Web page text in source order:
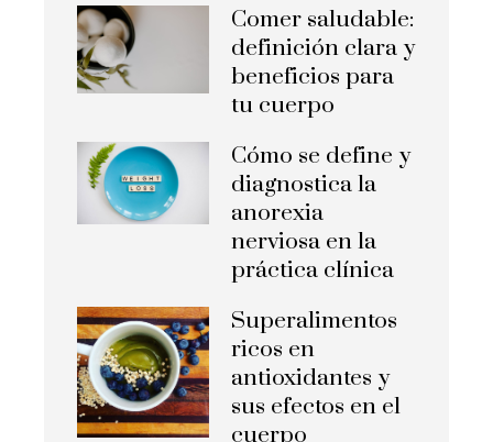
Comer saludable:
definición clara y
beneficios para
tu cuerpo
Cómo se define y
diagnostica la
anorexia
nerviosa en la
práctica clínica
Superalimentos
ricos en
antioxidantes y
sus efectos en el
cuerpo